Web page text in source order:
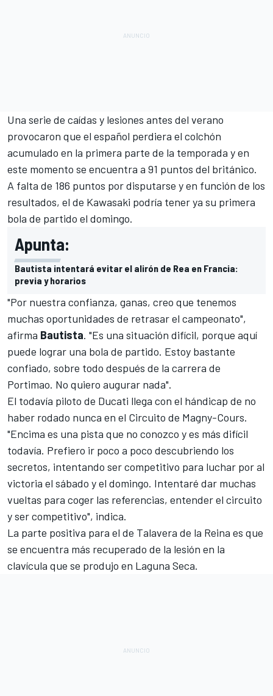
Una serie de caídas y lesiones antes del verano
provocaron que el español perdiera el colchón
acumulado en la primera parte de la temporada y en
este momento se encuentra a 91 puntos del británico.
A falta de 186 puntos por disputarse y en función de los
resultados, el de Kawasaki podría tener ya su primera
bola de partido el domingo.
Apunta:
Bautista intentará evitar el alirón de Rea en Francia:
previa y horarios
"Por nuestra confianza, ganas, creo que tenemos
muchas oportunidades de retrasar el campeonato",
afirma Bautista. "Es una situación difícil, porque aquí
puede lograr una bola de partido. Estoy bastante
confiado, sobre todo después de la carrera de
Portimao. No quiero augurar nada".
El todavía piloto de Ducati llega con el hándicap de no
haber rodado nunca en el Circuito de Magny-Cours.
"Encima es una pista que no conozco y es más difícil
todavía. Prefiero ir poco a poco descubriendo los
secretos, intentando ser competitivo para luchar por al
victoria el sábado y el domingo. Intentaré dar muchas
vueltas para coger las referencias, entender el circuito
y ser competitivo", indica.
La parte positiva para el de Talavera de la Reina es que
se encuentra más recuperado de la lesión en la
clavícula que se produjo en Laguna Seca.